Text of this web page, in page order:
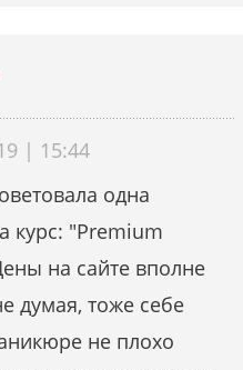
| 15:44
одна
курс: "Premium
на сайте вполне
думая, тоже себе
не плохо